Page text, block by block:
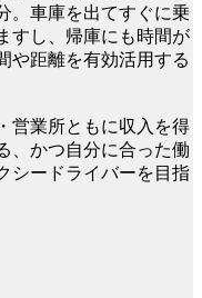
。車庫を出てすぐに乗
すし、帰庫にも時間が
や距離を有効活用する
営業所ともに収入を得
、かつ自分に合った働
シードライバーを目指